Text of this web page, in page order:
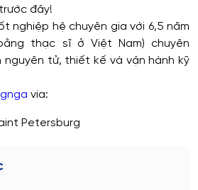
đây!
nghiệp hệ chuyên gia với 6,5 năm
thạc sĩ ở Việt Nam) chuyên
nguyên tử, thiết kế và vận hành kỹ
via:
Petersburg